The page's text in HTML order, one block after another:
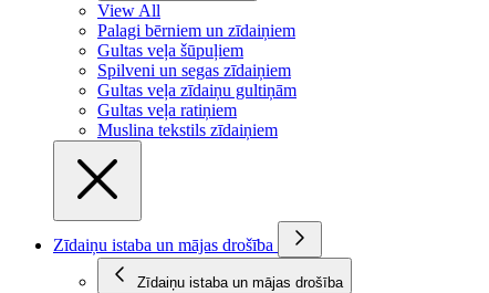
View All
Palagi bērniem un zīdaiņiem
Gultas veļa šūpuļiem
Spilveni un segas zīdaiņiem
Gultas veļa zīdaiņu gultiņām
Gultas veļa ratiņiem
Muslina tekstils zīdaiņiem
Zīdaiņu istaba un mājas drošība
Zīdaiņu istaba un mājas drošība